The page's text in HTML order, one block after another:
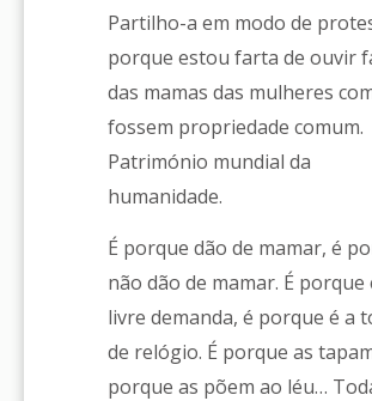
Partilho-a em modo de
porque estou farta de ouvir
das mamas das mulheres
fossem propriedade comum.
Património mundial da
humanidade.
É porque dão de mamar, é
não dão de mamar. É porque
livre demanda, é porque é a
de relógio. É porque as
porque as põem ao léu…